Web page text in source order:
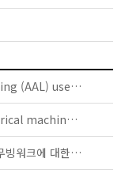
IEC TS 63134:2020 - Active assisted living (AAL) use cases
IEC 60034-5:2020 RLV - Rotating electrical machines - Part 5: Degrees of protection provided by the integral design of rotating electrical machines (IP code) - Classification
KS B ISO/TS 25740-1 - 에스컬레이터 및 무빙워크에 대한 안전요건 — 제1부: 세계공통 필수 안전요건(GESRs)